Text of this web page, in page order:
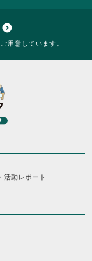
expand_circle_down
用意しています。
活動レポート